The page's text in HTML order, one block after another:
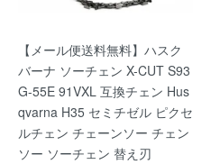
【メール便送料無料】ハスク
バーナ ソーチェン X-CUT S93
G-55E 91VXL 互換チェン Hus
qvarna H35 セミチゼル ピクセ
ルチェン チェーンソー チェン
ソー ソーチェン 替え刃